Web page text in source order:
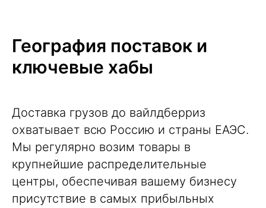
География поставок и
ключевые хабы
Доставка грузов до вайлдберриз
охватывает всю Россию и страны ЕАЭС.
Мы регулярно возим товары в
крупнейшие распределительные
центры, обеспечивая вашему бизнесу
присутствие в самых прибыльных